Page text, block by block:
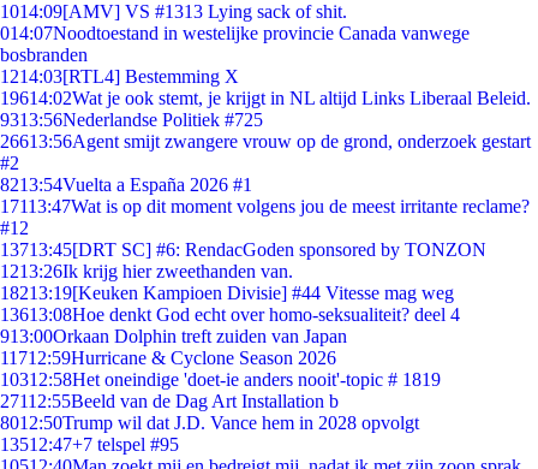
1014:09[AMV] VS #1313 Lying sack of shit.
014:07Noodtoestand in westelijke provincie Canada vanwege
bosbranden
1214:03[RTL4] Bestemming X
19614:02Wat je ook stemt, je krijgt in NL altijd Links Liberaal Beleid.
9313:56Nederlandse Politiek #725
26613:56Agent smijt zwangere vrouw op de grond, onderzoek gestart
#2
8213:54Vuelta a España 2026 #1
17113:47Wat is op dit moment volgens jou de meest irritante reclame?
#12
13713:45[DRT SC] #6: RendacGoden sponsored by TONZON
1213:26Ik krijg hier zweethanden van.
18213:19[Keuken Kampioen Divisie] #44 Vitesse mag weg
13613:08Hoe denkt God echt over homo-seksualiteit? deel 4
913:00Orkaan Dolphin treft zuiden van Japan
11712:59Hurricane & Cyclone Season 2026
10312:58Het oneindige 'doet-ie anders nooit'-topic # 1819
27112:55Beeld van de Dag Art Installation b
8012:50Trump wil dat J.D. Vance hem in 2028 opvolgt
13512:47+7 telspel #95